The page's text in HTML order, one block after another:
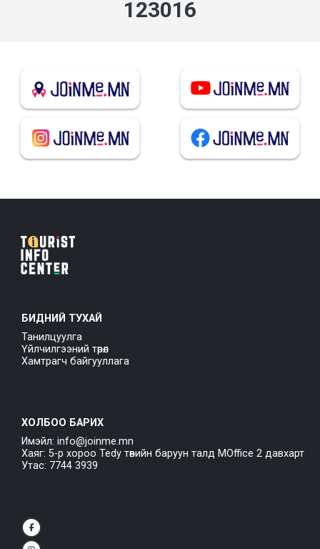
132479
БИДНИЙ ТУХАЙ
Танилцуулга
Үйлчилгээний төрөл
Хамтрагч байгууллага
ХОЛБОО БАРИХ
Имэйл: info@joinme.mn
Хаяг: 5-р хороо Tedy төвийн баруун талд MOffice 2 давхарт
Утас: 7744 3939